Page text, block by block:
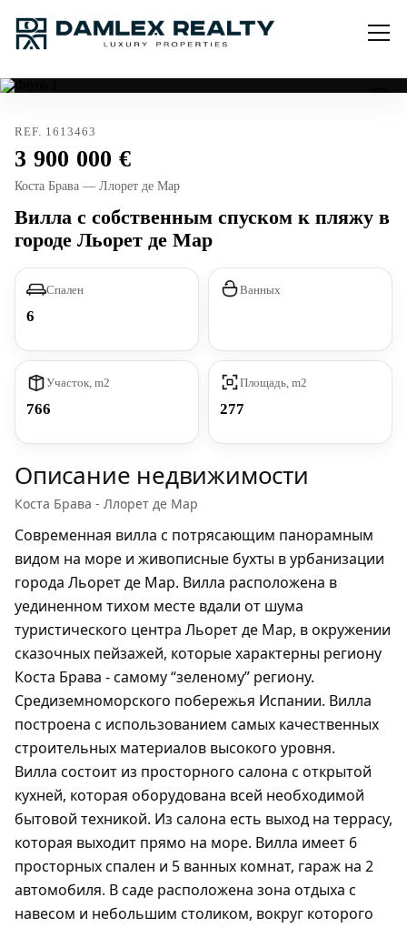
REF. 1613463
3 900 000
Коста Брава — Ллорет де Мар
Вилла с собственным спуском к пляжу в
городе Льорет де Мар
Спален
6
Ванных
Участок, m2
766
Площадь, m2
277
Описание недвижимости
Коста Брава - Ллорет де Мар
Современная вилла с потрясающим панорамным
видом на море и живописные бухты в урбанизации
города Льорет де Мар. Вилла расположена в
уединенном тихом месте вдали от шума
туристического центра Льорет де Мар, в окружении
сказочных пейзажей, которые характерны региону
Коста Брава - самому “зеленому” региону.
Средиземноморского побережья Испании. Вилла
построена с использованием самых качественных
строительных материалов высокого уровня.
Вилла состоит из просторного салона с открытой
кухней, которая оборудована всей необходимой
бытовой техникой. Из салона есть выход на террасу,
которая выходит прямо на море. Вилла имеет 6
просторных спален и 5 ванных комнат, гараж на 2
автомобиля. В саде расположена зона отдыха с
навесом и небольшим столиком, вокруг которого